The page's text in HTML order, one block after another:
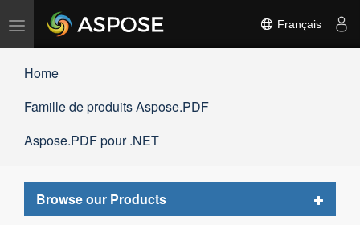
Basculer
Français
Home
Famille de produits Aspose.PDF
Aspose.PDF pour .NET
Browse our Products
Toggle